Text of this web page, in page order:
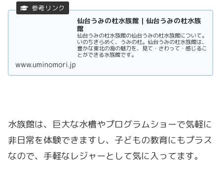
仙台うみの杜水族館｜仙台うみの杜水族
館
仙台うみの杜水族館の仙台うみの杜水族館について。
いのちきらめく、うみの杜。仙台うみの杜水族館は、
豊かな東北の海の魅力を、見て・さわって・感じるこ
とができる水族館です。
www.uminomori.jp
水族館は、巨大な水槽やプログラムショーで気軽に
非日常を体験できますし、子どもの教育にもプラス
なので、手軽なレジャーとして気に入ってます。